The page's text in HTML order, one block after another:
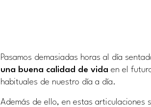
Pasamos demasiadas horas al día
una buena calidad de vida en el
habituales de nuestro día a día.
Además de ello, en estas articulaciones